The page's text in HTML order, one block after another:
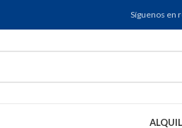
Síguenos en